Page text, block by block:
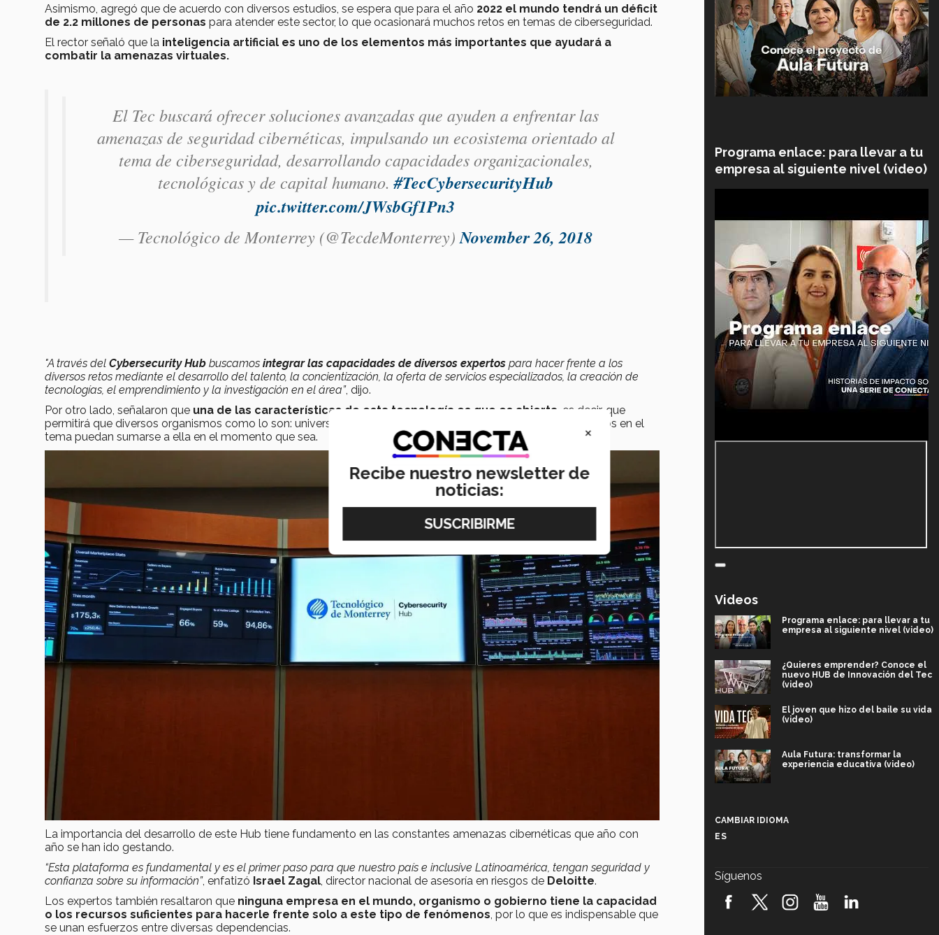
Asimismo, agregó que de acuerdo con diversos estudios, se espera que para el año 2022 el mundo tendrá un déficit
de 2.2 millones de personas para atender este sector, lo que ocasionará muchos retos en temas de ciberseguridad.
El rector señaló que la inteligencia artificial es uno de los elementos más importantes que ayudará a
combatir la amenazas virtuales.
El Tec buscará ofrecer soluciones avanzadas que ayuden a enfrentar las
amenazas de seguridad cibernéticas, impulsando un ecosistema orientado al
tema de ciberseguridad, desarrollando capacidades organizacionales,
tecnológicas y de capital humano.#TecCybersecurityHub
pic.twitter.com/JWsbGf1Pn3
— Tecnológico de Monterrey (@TecdeMonterrey) November 26, 2018
"A través del Cybersecurity Hub buscamos integrar las capacidades de diversos expertos para hacer frente a los
diversos retos mediante el desarrollo del talento, la concientización, la oferta de servicios especializados, la creación de
tecnologías, el emprendimiento y la investigación en el área”, dijo.
Por otro lado, señalaron que una de las características de esta tecnología es que es abierta , es decir, que
permitirá que diversos organismos como lo son: universidades, instituciones, sector privado/público y expertos en el
tema puedan sumarse a ella en el momento que sea.
La importancia del desarrollo de este Hub tiene fundamento en las constantes amenazas cibernéticas que año con
año se han ido gestando.
“Esta plataforma es fundamental y es el primer paso para que nuestro país e inclusive Latinoamérica, tengan seguridad y
confianza sobre su información”, enfatizó Israel Zagal , director nacional de asesoría en riesgos de Deloitte.
Los expertos también resaltaron que ninguna empresa en el mundo, organismo o gobierno tiene la capacidad
o los recursos suficientes para hacerle frente solo a este tipo de fenómenos , por lo que es indispensable que
se unan esfuerzos entre diversas dependencias.
Programa enlace: para llevar a tu
empresa al siguiente nivel (video)
Videos
Programa enlace: para llevar a tu
empresa al siguiente nivel (video)
¿Quieres emprender? Conoce el
nuevo HUB de Innovación del Tec
(video)
El joven que hizo del baile su vida
(video)
Aula Futura: transformar la
experiencia educativa (video)
robótica FIRST 2026! (video)
CAMBIAR IDIOMA
ES
Síguenos
×
Recibe nuestro newsletter de
noticias: